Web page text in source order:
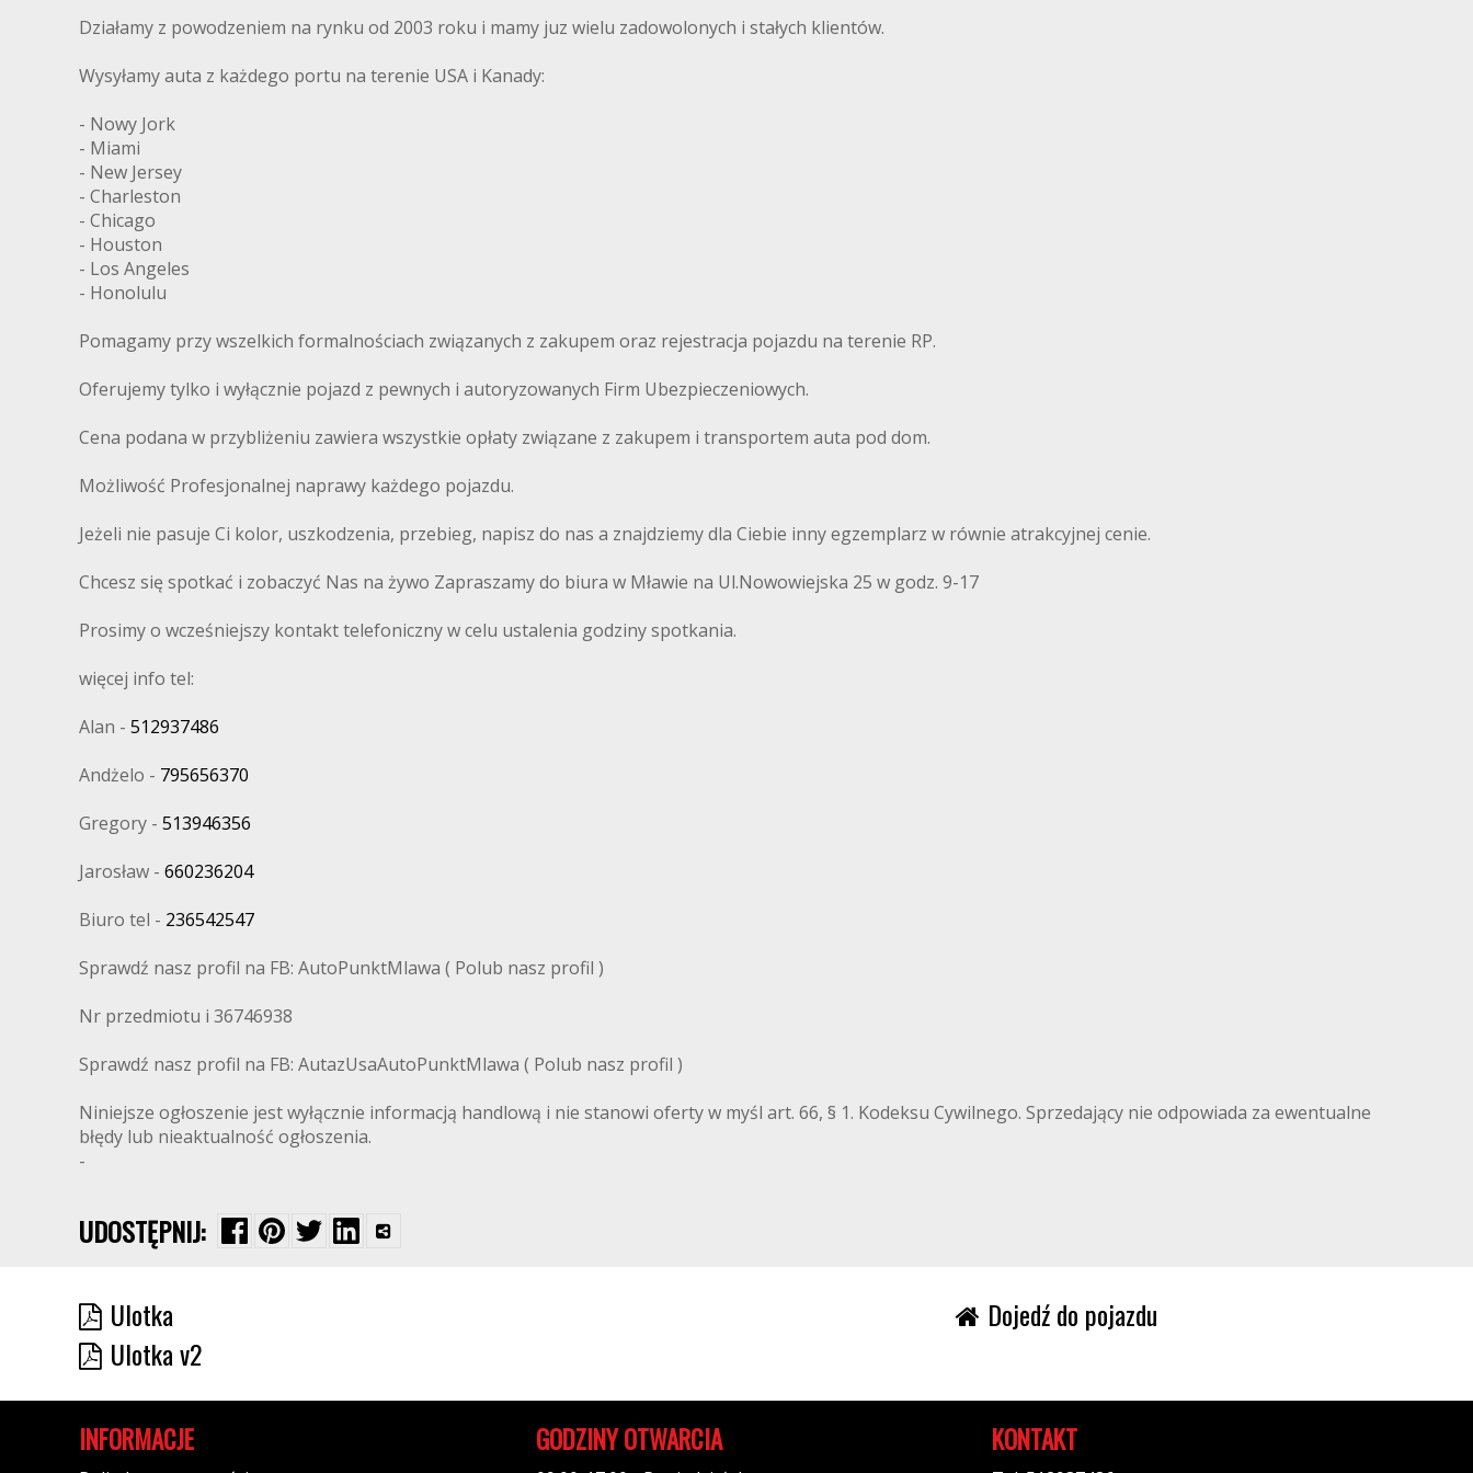
Działamy z powodzeniem na rynku od 2003 roku i mamy juz wielu zadowolonych i stałych klientów.
Wysyłamy auta z każdego portu na terenie USA i Kanady:
- Nowy Jork
- Miami
- New Jersey
- Charleston
- Chicago
- Houston
- Los Angeles
- Honolulu
Pomagamy przy wszelkich formalnościach związanych z zakupem oraz rejestracja pojazdu na terenie RP.
Oferujemy tylko i wyłącznie pojazd z pewnych i autoryzowanych Firm Ubezpieczeniowych.
Cena podana w przybliżeniu zawiera wszystkie opłaty związane z zakupem i transportem auta pod dom.
Możliwość Profesjonalnej naprawy każdego pojazdu.
Jeżeli nie pasuje Ci kolor, uszkodzenia, przebieg, napisz do nas a znajdziemy dla Ciebie inny egzemplarz w równie atrakcyjnej cenie.
Chcesz się spotkać i zobaczyć Nas na żywo Zapraszamy do biura w Mławie na Ul.Nowowiejska 25 w godz. 9-17
Prosimy o wcześniejszy kontakt telefoniczny w celu ustalenia godziny spotkania.
więcej info tel:
Alan - 512937486
Andżelo - 795656370
Gregory - 513946356
Jarosław - 660236204
Biuro tel - 236542547
Sprawdź nasz profil na FB: AutoPunktMlawa ( Polub nasz profil )
Nr przedmiotu i 36746938
Sprawdź nasz profil na FB: AutazUsaAutoPunktMlawa ( Polub nasz profil )
Niniejsze ogłoszenie jest wyłącznie informacją handlową i nie stanowi oferty w myśl art. 66, § 1. Kodeksu Cywilnego. Sprzedający nie odpowiada za ewentualne
błędy lub nieaktualność ogłoszenia.
-
UDOSTĘPNIJ:
Ulotka
Ulotka v2
Dojedź do pojazdu
INFORMACJE GODZINY OTWARCIA KONTAKT